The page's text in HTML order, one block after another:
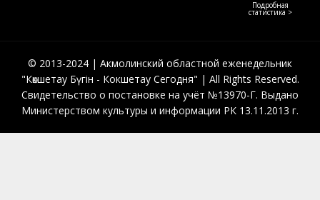
Подробная
статистика >
© 2013-2024 | Акмолинский областной еженедельник
"Көкшетау Бүгін - Кокшетау Сегодня" | All Rights Reserved.
Свидетельство о постановке на учёт №13970-Г. Выдано
Министерством культуры и информации РК 13.11.2013 г.